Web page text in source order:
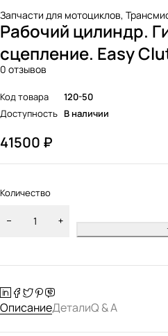
Запчасти для мотоциклов,
Рабочий цилиндр.
сцепление. Easy
0 отзывов
Код товара
120-50
Доступность В наличии
41500 ₽
Количество
ОписаниеДеталиQ & A